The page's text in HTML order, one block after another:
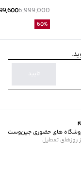
6,999,000
60%
تایید
های حضوری جین‌وست